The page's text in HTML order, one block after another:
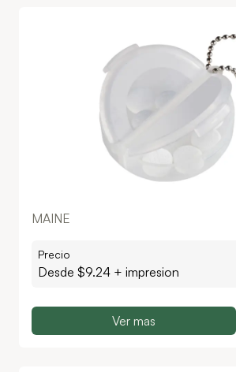
MAINE
Precio
Desde $9.24 + impresion
Ver mas